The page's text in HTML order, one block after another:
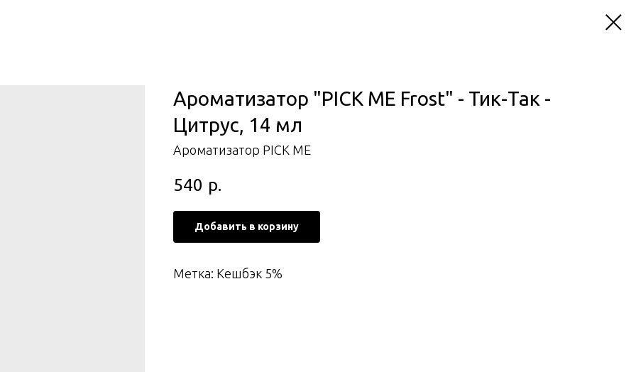
Ароматизатор "PICK ME Frost" - Тик-Так -
Цитрус, 14 мл
Ароматизатор PICK ME
540 р.
Добавить в корзину
Метка: Кешбэк 5%